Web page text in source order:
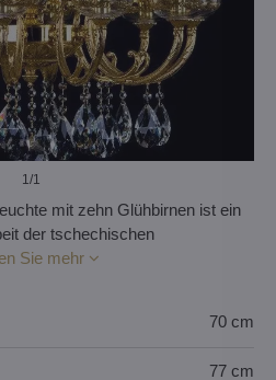
1/1
mit zehn Glühbirnen ist ein
der tschechischen
Sie mehr
70 cm
77 cm